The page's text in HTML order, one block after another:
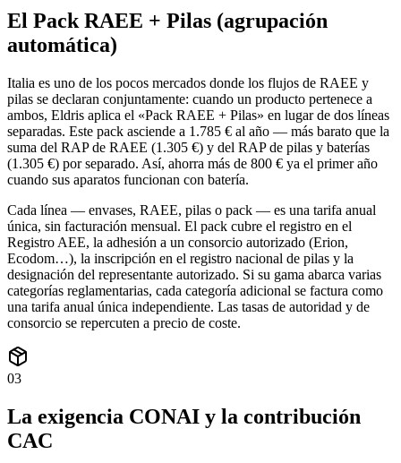
El Pack RAEE + Pilas (agrupación
automática)
Italia es uno de los pocos mercados donde los flujos de RAEE y
pilas se declaran conjuntamente: cuando un producto pertenece a
ambos, Eldris aplica el «Pack RAEE + Pilas» en lugar de dos líneas
separadas. Este pack asciende a 1.785 € al año — más barato que la
suma del RAP de RAEE (1.305 €) y del RAP de pilas y baterías
(1.305 €) por separado. Así, ahorra más de 800 € ya el primer año
cuando sus aparatos funcionan con batería.
Cada línea — envases, RAEE, pilas o pack — es una tarifa anual
única, sin facturación mensual. El pack cubre el registro en el
Registro AEE, la adhesión a un consorcio autorizado (Erion,
Ecodom…), la inscripción en el registro nacional de pilas y la
designación del representante autorizado. Si su gama abarca varias
categorías reglamentarias, cada categoría adicional se factura como
una tarifa anual única independiente. Las tasas de autoridad y de
consorcio se repercuten a precio de coste.
03
La exigencia CONAI y la contribución
CAC